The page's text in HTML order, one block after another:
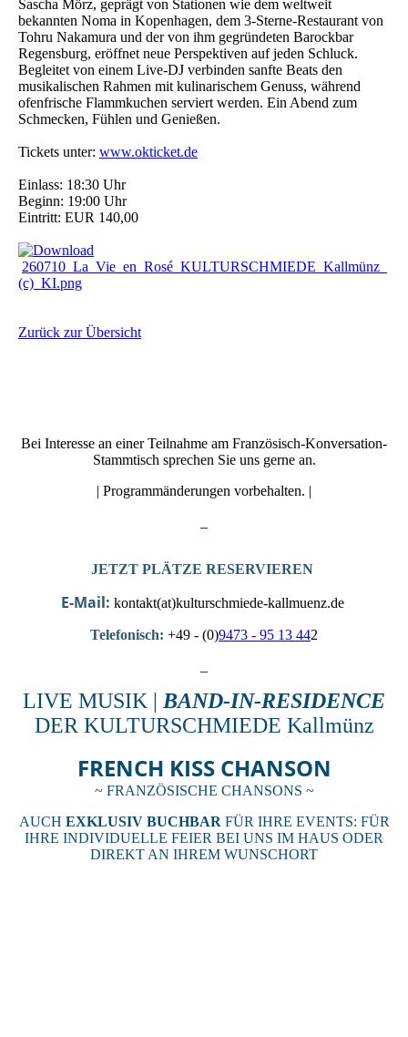
Sascha Mörz, geprägt von Stationen wie dem weltweit
bekannten Noma in Kopenhagen, dem 3-Sterne-Restaurant von
Tohru Nakamura und der von ihm gegründeten Barockbar
Regensburg, eröffnet neue Perspektiven auf jeden Schluck.
Begleitet von einem Live-DJ verbinden sanfte Beats den
musikalischen Rahmen mit kulinarischem Genuss, während
ofenfrische Flammkuchen serviert werden. Ein Abend zum
Schmecken, Fühlen und Genießen.
Tickets unter: www.okticket.de
Einlass: 18:30 Uhr
Beginn: 19:00 Uhr
Eintritt: EUR 140,00
260710_La_Vie_en_Rosé_KULTURSCHMIEDE_Kallmünz_
(c)_KI.png
Zurück zur Übersicht
Bei Interesse an einer Teilnahme am Französisch-Konversation-
Stammtisch sprechen Sie uns gerne an.
| Programmänderungen vorbehalten. |
JETZT PLÄTZE RESERVIEREN
E-Mail: kontakt(at)kulturschmiede-kallmuenz.de
Telefonisch: +49 - (0)9473 - 95 13 442
LIVE MUSIK |BAND-IN-RESIDENCE
DER KULTURSCHMIEDE Kallmünz
FRENCH KISS CHANSON
~ FRANZÖSISCHE CHANSONS ~
AUCH EXKLUSIV BUCHBAR FÜR IHRE EVENTS: FÜR
IHRE INDIVIDUELLE FEIER BEI UNS IM HAUS ODER
DIREKT AN IHREM WUNSCHORT